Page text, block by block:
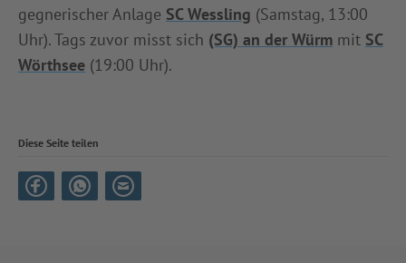
gegnerischer Anlage SC Wessling (Samstag, 13:00
Uhr). Tags zuvor misst sich (SG) an der Würm mit SC
Wörthsee (19:00 Uhr).
Diese Seite teilen